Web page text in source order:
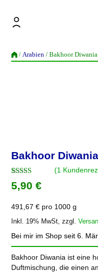
springen
/Arabien / Bakhoor Diwania
Bakhoor Diwania
Bewertet mit
5.00von 5,
auf
1
Kundenbew
ertung
(1
5,90€
491,67€ pro 1000 g
Inkl. 19% MwSt, zzgl.
Bei mir im Shop seit 6.
Bakhoor Diwania ist eine
Duftmischung, die einen